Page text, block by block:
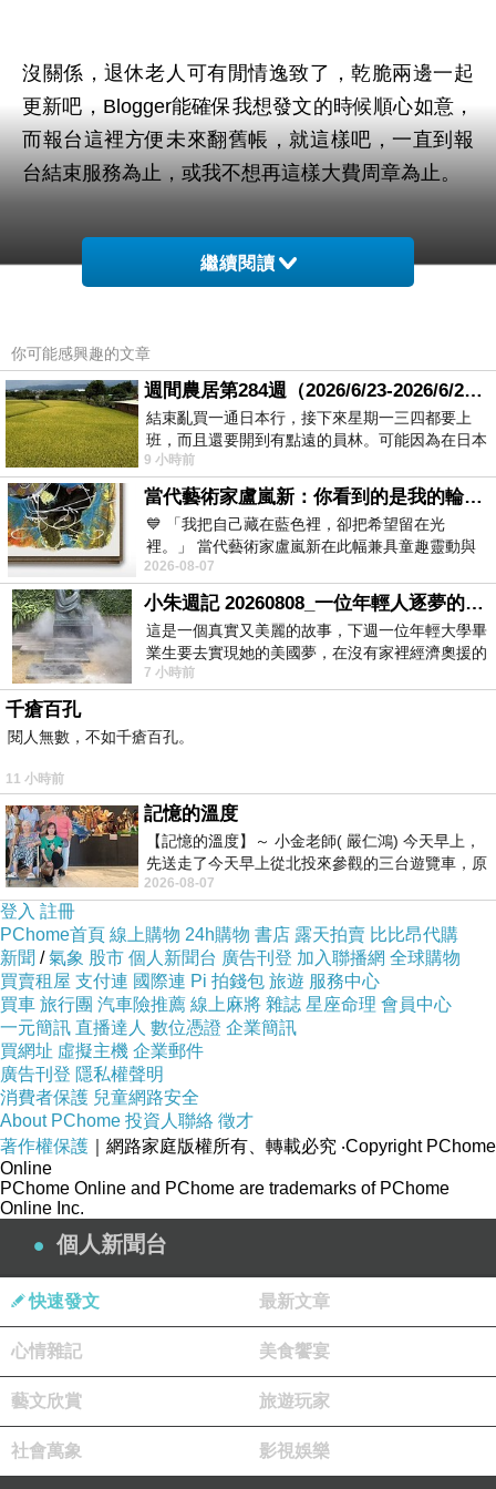
沒關係，退休老人可有閒情逸致了，乾脆兩邊一起
更新吧，Blogger能確保我想發文的時候順心如意，
而報台這裡方便未來翻舊帳，就這樣吧，一直到報
台結束服務為止，或我不想再這樣大費周章為止。
2026-04-04
➤ 2026《傳奇風雅‧捌》
2026-04-10
➤ What matters is the size of you.
2026-04-11
➤ 枇杷樹結果了，繼續躺平...
繼續閱讀
你可能感興趣的文章
週間農居第284週（2026/6/23-2026/6/24) 夏至 金黃稻浪洋溢豐收喜悅
結束亂買一通日本行，接下來星期一三四都要上
班，而且還要開到有點遠的員林。可能因為在日本
花不少錢，星期一出門上班時，心裡沒有一
9 小時前
當代藝術家盧嵐新：你看到的是我的輪廓，還是你的故事？——藏在藍色裡的希望與光
💙 「我把自己藏在藍色裡，卻把希望留在光
裡。」 當代藝術家盧嵐新在此幅兼具童趣靈動與
抽象韻味的新作中，用湛藍的羽翼般色塊包覆著
2026-08-07
小朱週記 20260808_一位年輕人逐夢的真實故事
這是一個真實又美麗的故事，下週一位年輕大學畢
業生要去實現她的美國夢，在沒有家裡經濟奧援的
情況下，靠著自我努力工作累積出國基
7 小時前
千瘡百孔
閱人無數，不如千瘡百孔。
11 小時前
記憶的溫度
【記憶的溫度】～ 小金老師( 嚴仁鴻) 今天早上，
先送走了今天早上從北投來參觀的三台遊覽車，原
以為展場已經差不多要安靜下來，卻發
2026-08-07
登入 註冊
PChome首頁 線上購物 24h購物 書店 露天拍賣 比比昂代購
新聞 /氣象 股市 個人新聞台 廣告刊登 加入聯播網 全球購物
買賣租屋 支付連 國際連 Pi 拍錢包 旅遊 服務中心
買車 旅行團 汽車險推薦 線上麻將 雜誌 星座命理 會員中心
一元簡訊 直播達人 數位憑證 企業簡訊
買網址 虛擬主機 企業郵件
廣告刊登 隱私權聲明
消費者保護 兒童網路安全
About PChome 投資人聯絡 徵才
著作權保護 ｜網路家庭版權所有、轉載必究 ‧Copyright PChome
Online
PChome Online and PChome are trademarks of PChome
Online Inc.
個人新聞台
快速發文 最新文章
心情雜記 美食饗宴
藝文欣賞 旅遊玩家
社會萬象 影視娛樂